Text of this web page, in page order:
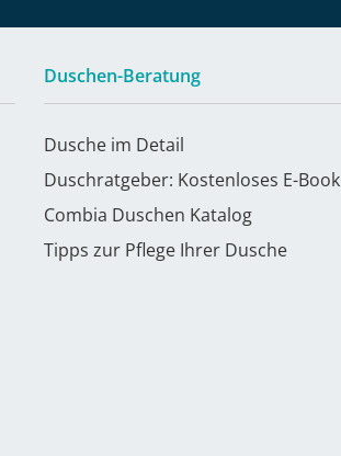
Duschen-Beratung
Dusche im Detail
Duschratgeber: Kostenloses E-Book
Combia Duschen Katalog
Tipps zur Pflege Ihrer Dusche